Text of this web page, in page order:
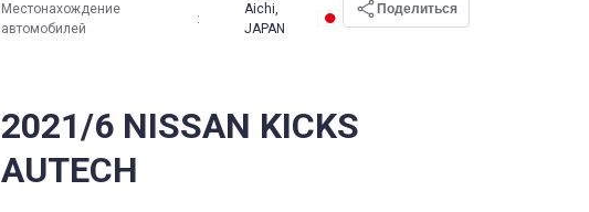
2021/6 NISSAN KICKS
AUTECH
Местонахождение
автомобилей
:
Aichi,
JAPAN
Поделиться